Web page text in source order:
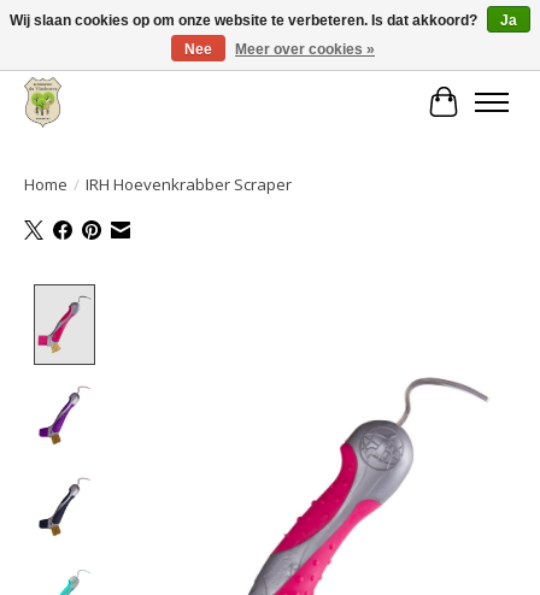
Grote keuze aan producten en snelle verzending!
Home / IRH Hoevenkrabber Scraper
Wij slaan cookies op om onze website te verbeteren. Is dat akkoord?
Ja
Nee
Meer over cookies »